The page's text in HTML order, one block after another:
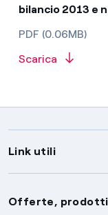
bilancio 2013 e
PDF (0.06MB)
Scarica
Link utili
Assistenza
Offerte, prodotti